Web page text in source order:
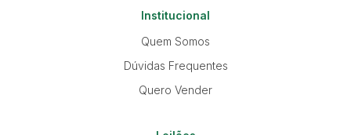
Institucional
Quem Somos
Dúvidas Frequentes
Quero Vender